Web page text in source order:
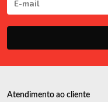
Atendimento ao cliente